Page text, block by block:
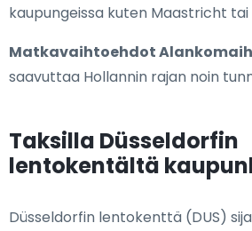
kaupungeissa kuten Maastricht
Matkavaihtoehdot
saavuttaa Hollannin rajan noin
Taksilla Düsseldorfin
lentokentältä
Düsseldorfin lentokenttä (DUS)